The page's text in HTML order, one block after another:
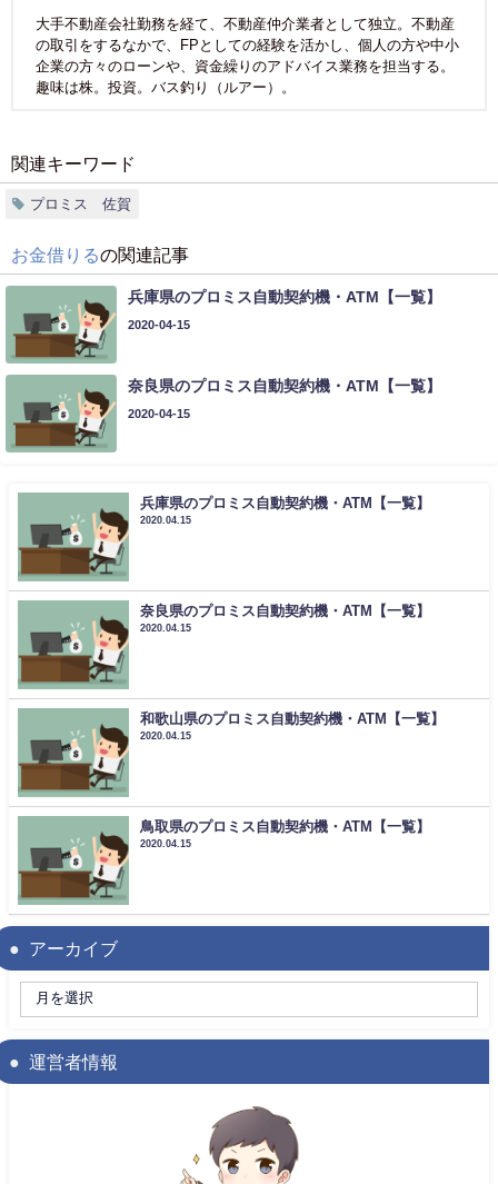
大手不動産会社勤務を経て、不動産仲介業者として独立。不動産
の取引をするなかで、FPとしての経験を活かし、個人の方や中小
企業の方々のローンや、資金繰りのアドバイス業務を担当する。
趣味は株。投資。バス釣り（ルアー）。
関連キーワード
プロミス 佐賀
お金借りるの関連記事
兵庫県のプロミス自動契約機・ATM【一覧】
2020-04-15
奈良県のプロミス自動契約機・ATM【一覧】
2020-04-15
兵庫県のプロミス自動契約機・ATM【一覧】
2020.04.15
奈良県のプロミス自動契約機・ATM【一覧】
2020.04.15
和歌山県のプロミス自動契約機・ATM【一覧】
2020.04.15
鳥取県のプロミス自動契約機・ATM【一覧】
2020.04.15
アーカイブ
運営者情報